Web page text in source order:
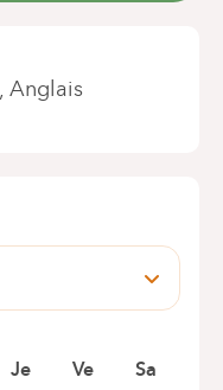
Anglais
Je Ve Sa